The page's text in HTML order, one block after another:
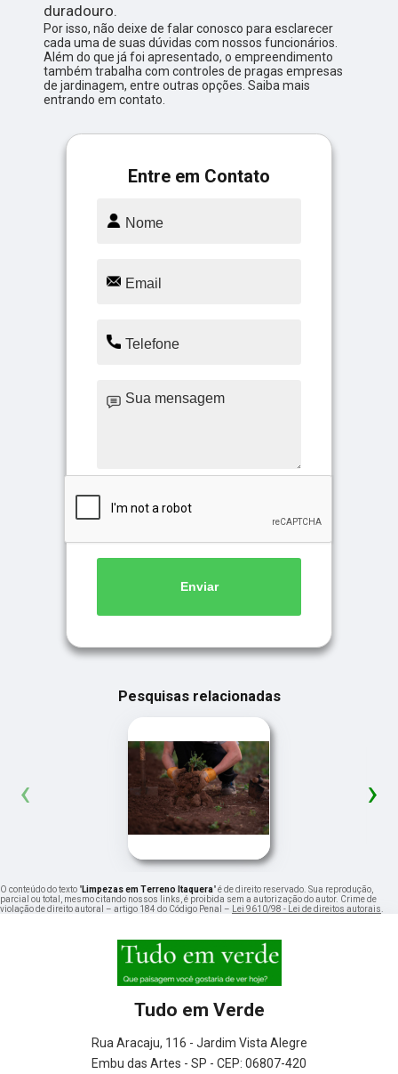
duradouro.
Por isso, não deixe de falar conosco para esclarecer
cada uma de suas dúvidas com nossos funcionários.
Além do que já foi apresentado, o empreendimento
também trabalha com controles de pragas empresas
de jardinagem, entre outras opções. Saiba mais
entrando em contato.
Entre em Contato
Enviar
Pesquisas relacionadas
‹ ›
O conteúdo do texto "Limpezas em Terreno Itaquera" é de direito reservado. Sua reprodução,
parcial ou total, mesmo citando nossos links, é proibida sem a autorização do autor. Crime de
violação de direito autoral – artigo 184 do Código Penal –
Lei 9610/98 - Lei de direitos autorais
Tudo em Verde
Rua Aracaju, 116 - Jardim Vista Alegre
Embu das Artes - SP - CEP: 06807-420